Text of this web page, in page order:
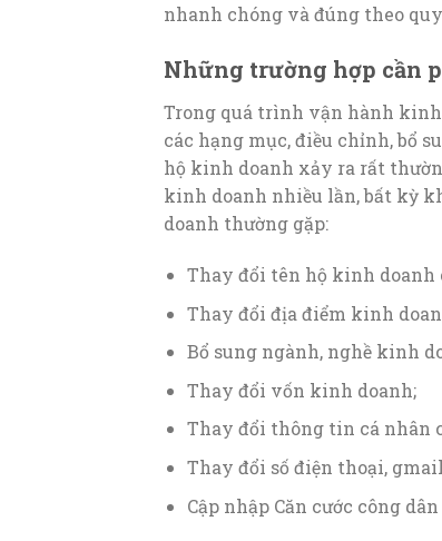
nhanh chóng và đúng theo
Những trường hợp cần
Trong quá trình vận hành
các hạng mục, điều chỉnh, bổ
hộ kinh doanh xảy ra rất
kinh doanh nhiều lần, bất kỳ
doanh thường gặp:
Thay đổi tên hộ kinh doanh
Thay đổi địa điểm kinh
Bổ sung ngành, nghề kinh
Thay đổi vốn kinh doanh;
Thay đổi thông tin cá nhân
Thay đổi số điện thoại,
Cập nhập Căn cước công